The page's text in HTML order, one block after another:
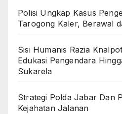
Polisi Ungkap Kasus
Tarogong Kaler, Berawal
Sisi Humanis Razia
Edukasi Pengendara
Sukarela
Strategi Polda Jabar Dan
Kejahatan Jalanan